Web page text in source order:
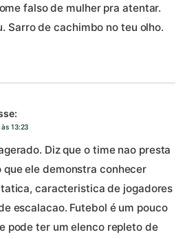
falso de mulher pra atentar.
Sarro de cachimbo no teu olho.
13:23
Diz que o time nao presta
que ele demonstra conhecer
caracteristica de jogadores
escalacao. Futebol é um pouco
pode ter um elenco repleto de